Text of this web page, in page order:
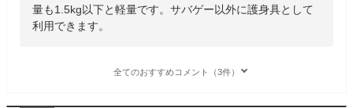
量も1.5kg以下と軽量です。サバゲー以外に護身具として
利用できます。
全てのおすすめコメント（3件）